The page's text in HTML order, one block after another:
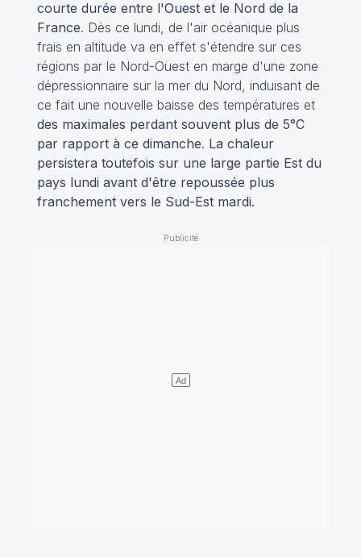
courte durée entre l'Ouest et le Nord de la
France. Dès ce lundi, de l'air océanique plus
frais en altitude va en effet s'étendre sur ces
régions par le Nord-Ouest en marge d'une zone
dépressionnaire sur la mer du Nord, induisant de
ce fait une nouvelle baisse des températures et
des maximales perdant souvent plus de 5°C
par rapport à ce dimanche. La chaleur
persistera toutefois sur une large partie Est du
pays lundi avant d'être repoussée plus
franchement vers le Sud-Est mardi.